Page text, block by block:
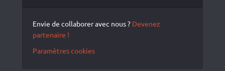
Envie de collaborer avec nous ? Devenez
partenaire !
Paramètres cookies